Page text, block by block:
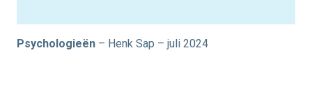
Psychologieën – Henk Sap – juli 2024